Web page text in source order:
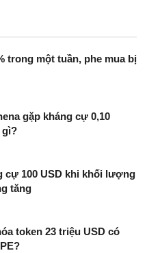
trong một tuần, phe mua bị
gặp kháng cự 0,10
gì?
cự 100 USD khi khối lượng
tăng
token 23 triệu USD có